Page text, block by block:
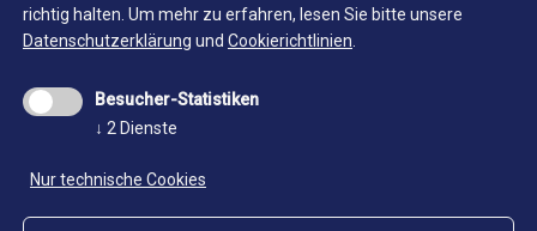
richtig halten. Um mehr zu erfahren, lesen Sie bitte unsere
Datenschutzerklärung und Cookierichtlinien
Besucher-Statistiken
↓ 2 Dienste
Nur technische Cookies